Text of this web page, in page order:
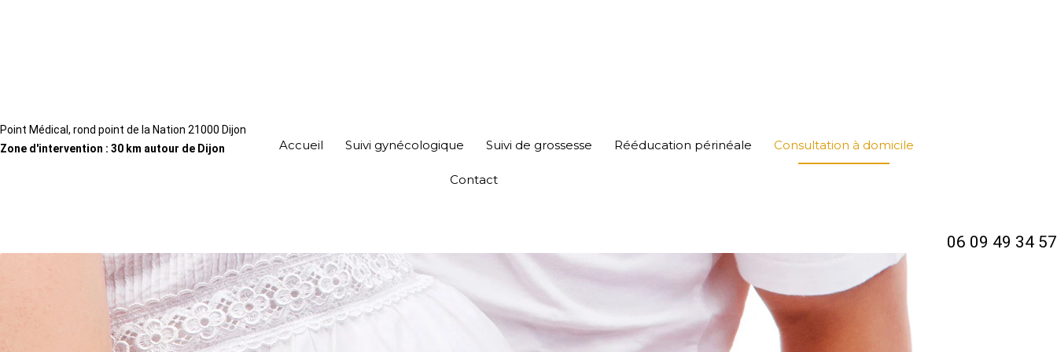
Point Médical, rond point de la Nation 21000 Dijon
Zone d'intervention : 30 km autour de Dijon
06 09 49 34 57
Accueil Suivi gynécologique Suivi de grossesse Rééducation périnéale Consultation à domicile
Contact